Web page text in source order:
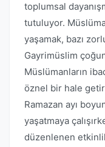
toplumsal
tutuluyor.
yaşamak, bazı
Gayrimüslim
Müslümanların
öznel bir hale
Ramazan ayı
yaşatmaya
düzenlenen